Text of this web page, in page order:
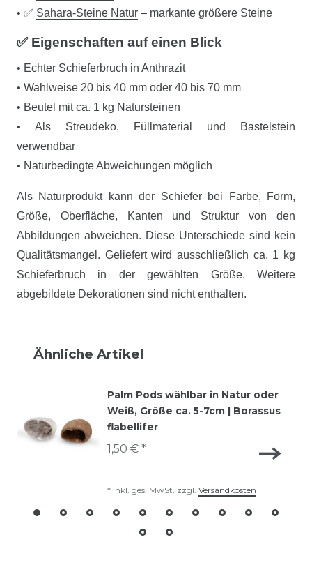
• ✅ Sahara-Steine Natur – markante größere Steine
✅ Eigenschaften auf einen Blick
• Echter Schieferbruch in Anthrazit
• Wahlweise 20 bis 40 mm oder 40 bis 70 mm
• Beutel mit ca. 1 kg Natursteinen
• Als Streudeko, Füllmaterial und Bastelstein
verwendbar
• Naturbedingte Abweichungen möglich
Als Naturprodukt kann der Schiefer bei Farbe, Form,
Größe, Oberfläche, Kanten und Struktur von den
Abbildungen abweichen. Diese Unterschiede sind kein
Qualitätsmangel. Geliefert wird ausschließlich ca. 1 kg
Schieferbruch in der gewählten Größe. Weitere
abgebildete Dekorationen sind nicht enthalten.
Ähnliche Artikel
Palm Pods wählbar in Natur oder
Weiß, Größe ca. 5-7cm | Borassus
flabellifer
1,50 € *
* inkl. ges. MwSt. zzgl. Versandkosten